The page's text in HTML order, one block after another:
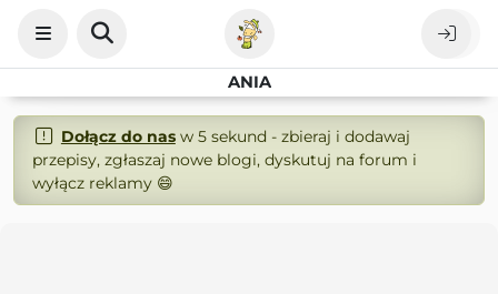
ANIA
Dołącz do nasw 5 sekund - zbieraj i dodawaj
przepisy, zgłaszaj nowe blogi, dyskutuj na forum i
wyłącz reklamy 😄